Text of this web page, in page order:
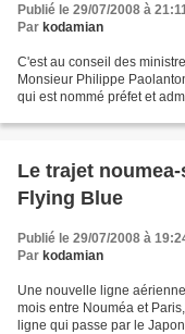
Publié le 29/07/2008 à
Par kodamian
C'est au conseil des
Monsieur Philippe
qui est nommé préfet et
Le trajet
Flying Blue
Publié le 29/07/2008 à
Par kodamian
Une nouvelle ligne
mois entre Nouméa et
ligne qui passe par le